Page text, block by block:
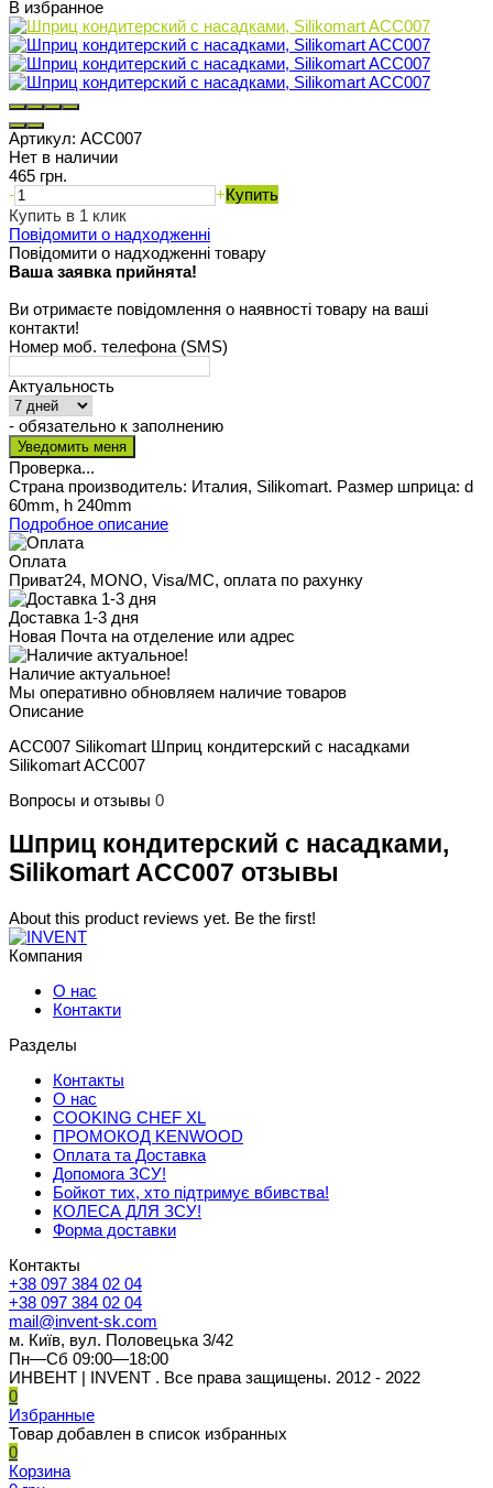
В избранное
Артикул: ACC007
Нет в наличии
465 грн.
-
+Купить
Купить в 1 клик
Повідомити о надходженні
Повідомити о надходженні товару
Ваша заявка прийнята!
Ви отримаєте повідомлення о наявності товару на ваші
контакти!
Номер моб. телефона (SMS)
Актуальность
- обязательно к заполнению
Проверка...
Страна производитель: Италия, Silikomart. Размер шприца: d
60mm, h 240mm
Подробное описание
Оплата
Приват24, MONO, Visa/MC, оплата по рахунку
Доставка 1-3 дня
Новая Почта на отделение или адрес
Наличие актуальное!
Мы оперативно обновляем наличие товаров
Описание
ACC007 Silikomart Шприц кондитерский с насадками
Silikomart ACC007
Вопросы и отзывы 0
Шприц кондитерский с насадками,
Silikomart ACC007 отзывы
About this product reviews yet. Be the first!
Компания
О нас
Контакти
Разделы
Контакты
О нас
COOKING CHEF XL
ПРОМОКОД KENWOOD
Оплата та Доставка
Допомога ЗСУ!
Бойкот тих, хто підтримує вбивства!
КОЛЕСА ДЛЯ ЗСУ!
Форма доставки
Контакты
+38 097 384 02 04
+38 097 384 02 04
mail@invent-sk.com
м. Київ, вул. Половецька 3/42
Пн—Сб 09:00—18:00
ИНВЕНТ | INVENT . Все права защищены. 2012 - 2022
0
Избранные
Товар добавлен в список избранных
0
Корзина